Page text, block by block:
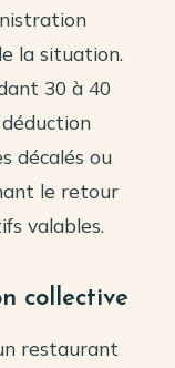
la situation.
30 à 40
décalés ou
le retour
valables.
collective
restaurant